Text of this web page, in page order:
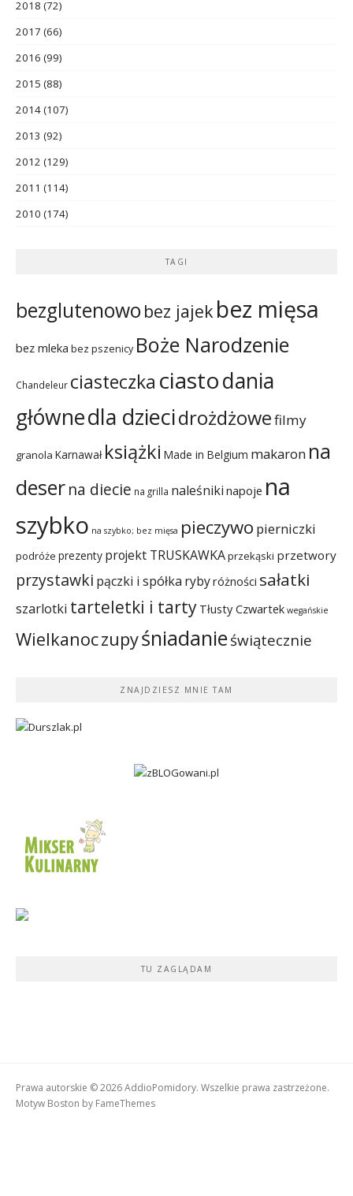
2018 (72)
2017 (66)
2016 (99)
2015 (88)
2014(107)
2013 (92)
2012 (129)
2011 (114)
2010 (174)
TAGI
bezglutenowo bez jajekbez mięsa
bez mleka bez pszenicy Boże Narodzenie
Chandeleur ciasteczka ciastodania
głównedla dziecidrożdżowefilmy
granola Karnawał książki Made in Belgium makaron na
deserna diecie na grilla naleśniki napoje na
szybko na szybko; bez mięsa pieczywo pierniczki
podróże prezenty projekt TRUSKAWKAprzekąski przetwory
przystawki pączki i spółka rybyróżności sałatki
szarlotki tarteletki i tarty Tłusty Czwartek wegańskie
Wielkanoczupyśniadanieświątecznie
ZNAJDZIESZ MNIE TAM
TU ZAGLĄDAM
Prawa autorskie © 2026 AddioPomidory. Wszelkie prawa zastrzeżone.
Motyw Boston by FameThemes